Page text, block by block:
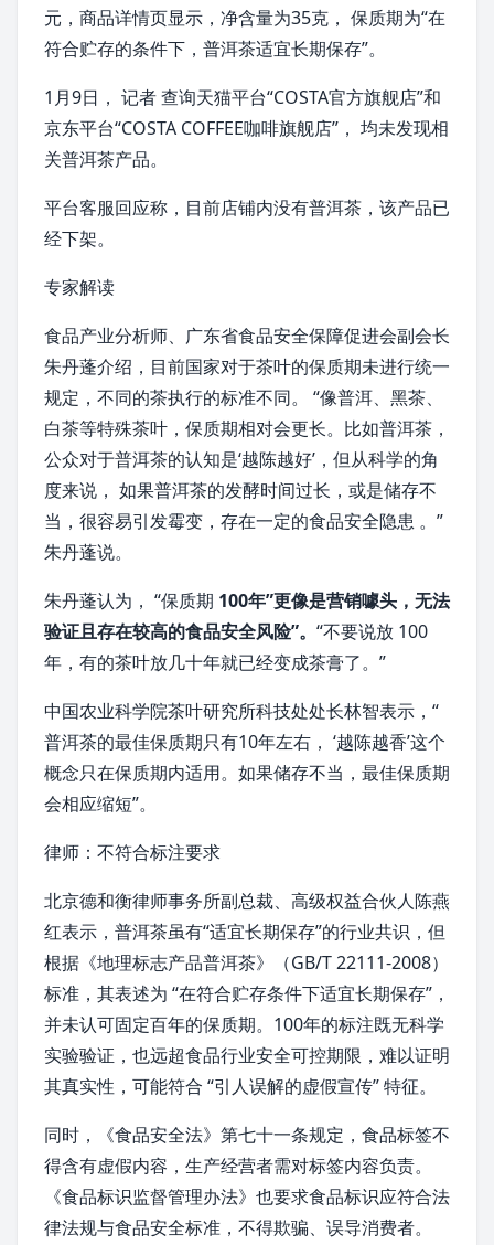
元，商品详情页显示，净含量为35克， 保质期为“在
符合贮存的条件下，普洱茶适宜长期保存”。
1月9日， 记者 查询天猫平台“COSTA官方旗舰店”和
京东平台“COSTA COFFEE咖啡旗舰店”， 均未发现相
关普洱茶产品。
平台客服回应称，目前店铺内没有普洱茶，该产品已
经下架。
专家解读
食品产业分析师、 广东省食品安全保障促进会副会长
朱丹蓬介绍，目前国家对于茶叶的保质期未进行统一
规定，不同的茶执行的标准不同。 “像普洱、 黑茶、
白茶等特殊茶叶，保质期相对会更长。比如普洱茶，
公众对于普洱茶的认知是‘越陈越好’，但从科学的角
度来说， 如果普洱茶的发酵时间过长，或是储存不
当，很容易引发霉变，存在一定的食品安全隐患 。”
朱丹蓬说。
朱丹蓬认为， “保质期 100年”更像是营销噱头，无法
验证且存在较高的食品安全风险”。 “不要说放 100
年，有的茶叶放几十年就已经变成茶膏了。”
中国农业科学院茶叶研究所科技处处长林智表示，“
普洱茶的最佳保质期只有10年左右， ‘越陈越香’这个
概念只在保质期内适用。如果储存不当，最佳保质期
会相应缩短”。
律师：不符合标注要求
北京德和衡律师事务所副总裁、高级权益合伙人陈燕
红表示，普洱茶虽有“适宜长期保存”的行业共识，但
根据《地理标志产品普洱茶》（GB/T 22111-2008）
标准，其表述为 “在符合贮存条件下适宜长期保存”，
并未认可固定百年的保质期。100年的标注既无科学
实验验证，也远超食品行业安全可控期限，难以证明
其真实性，可能符合 “引人误解的虚假宣传” 特征。
同时，《食品安全法》第七十一条规定，食品标签不
得含有虚假内容，生产经营者需对标签内容负责。
《食品标识监督管理办法》也要求食品标识应符合法
律法规与食品安全标准 ，不得欺骗、误导消费者。